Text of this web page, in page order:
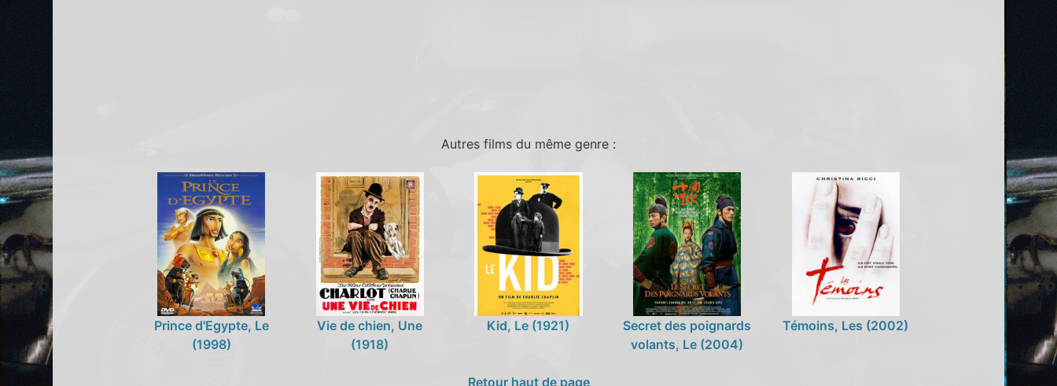
Autres films du même genre :
Prince d'Egypte, Le
(1998)
Vie de chien, Une
(1918)
Kid, Le (1921)
Secret des poignards
volants, Le (2004)
Témoins, Les (2002)
Retour haut de page